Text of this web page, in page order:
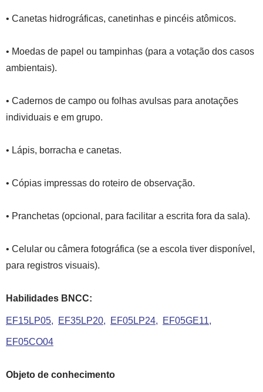
• Canetas hidrográficas, canetinhas e pincéis atômicos.
• Moedas de papel ou tampinhas (para a votação dos casos
ambientais).
• Cadernos de campo ou folhas avulsas para anotações
individuais e em grupo.
• Lápis, borracha e canetas.
• Cópias impressas do roteiro de observação.
• Pranchetas (opcional, para facilitar a escrita fora da sala).
• Celular ou câmera fotográfica (se a escola tiver disponível,
para registros visuais).
Habilidades BNCC:
EF15LP05 EF35LP20 EF05LP24 EF05GE11
EF05CO04
Objeto de conhecimento